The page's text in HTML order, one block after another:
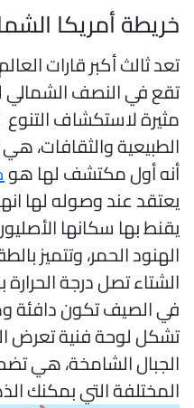
أمريكا
ثالث أكبر قارات
في النصف الشمالي
لاستكشاف التنوع
والثقافات، هي
أول مكتشف لها هو
عند وصوله لها انها
بها سكانها
الحمر، وتتميز
تصل درجة الحرارة
الصيف تكون دافئة
لوحة فنية تعرض
الشامخة، هي تضم
التي بمكنك